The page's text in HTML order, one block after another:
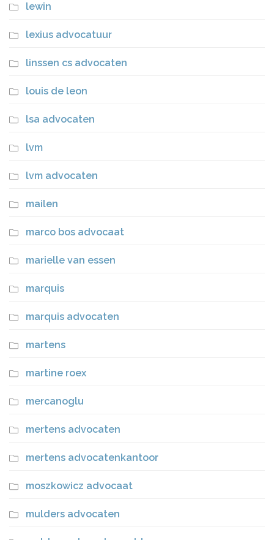
lewin
lexius advocatuur
linssen cs advocaten
louis de leon
lsa advocaten
lvm
lvm advocaten
mailen
marco bos advocaat
marielle van essen
marquis
marquis advocaten
martens
martine roex
mercanoglu
mertens advocaten
mertens advocatenkantoor
moszkowicz advocaat
mulders advocaten